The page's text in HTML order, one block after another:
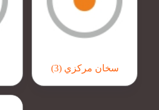
سخان مركزي(3)